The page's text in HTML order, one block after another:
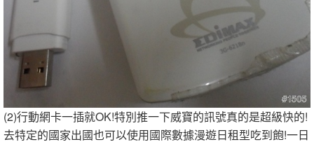
(2)行動網卡一插就OK!特別推一下威寶的訊號真的是超級快的!
去特定的國家出國也可以使用國際數據漫遊日租型吃到飽!一日